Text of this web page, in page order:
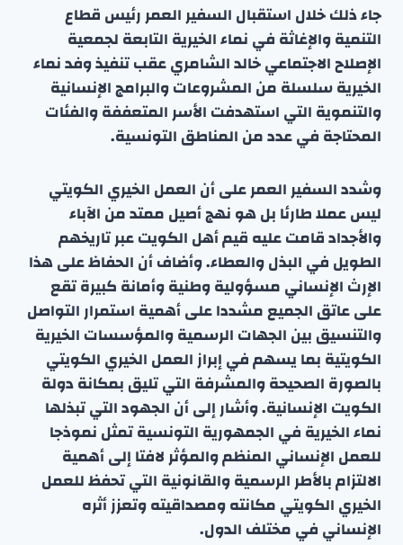
جاء ذلك خلال استقبال السفير العمر رئيس قطاع
التنمية والإغاثة في نماء الخيرية التابعة لجمعية
الإصلاح الاجتماعي خالد الشامري عقب تنفيذ وفد نماء
الخيرية سلسلة من المشروعات والبرامج الإنسانية
والتنموية التي استهدفت الأسر المتعففة والفئات
المحتاجة في عدد من المناطق التونسية.
وشدد السفير العمر على أن العمل الخيري الكويتي
ليس عملا طارئا بل هو نهج أصيل ممتد من الآباء
والأجداد قامت عليه قيم أهل الكويت عبر تاريخهم
الطويل في البذل والعطاء. وأضاف أن الحفاظ على هذا
الإرث الإنساني مسؤولية وطنية وأمانة كبيرة تقع
على عاتق الجميع مشددا على أهمية استمرار التواصل
والتنسيق بين الجهات الرسمية والمؤسسات الخيرية
الكويتية بما يسهم في إبراز العمل الخيري الكويتي
بالصورة الصحيحة والمشرفة التي تليق بمكانة دولة
الكويت الإنسانية. وأشار إلى أن الجهود التي تبذلها
نماء الخيرية في الجمهورية التونسية تمثل نموذجا
للعمل الإنساني المنظم والمؤثر لافتا إلى أهمية
الالتزام بالأطر الرسمية والقانونية التي تحفظ للعمل
الخيري الكويتي مكانته ومصداقيته وتعزز أثره
الإنساني في مختلف الدول.